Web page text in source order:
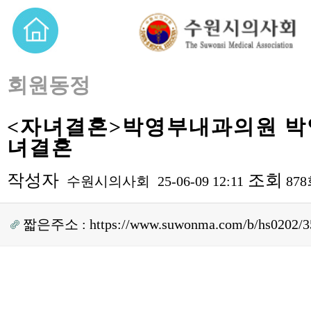
회원동정
<자녀결혼>박영부내과의원
녀결혼
작성자 수원시의사회 25-06-09 12:11 조회 878
짧은주소 : https://www.suwonma.com/b/hs0202/